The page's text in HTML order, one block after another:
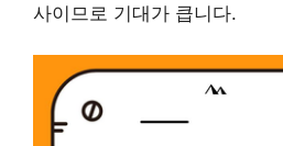
사이므로 기대가 큽니다.